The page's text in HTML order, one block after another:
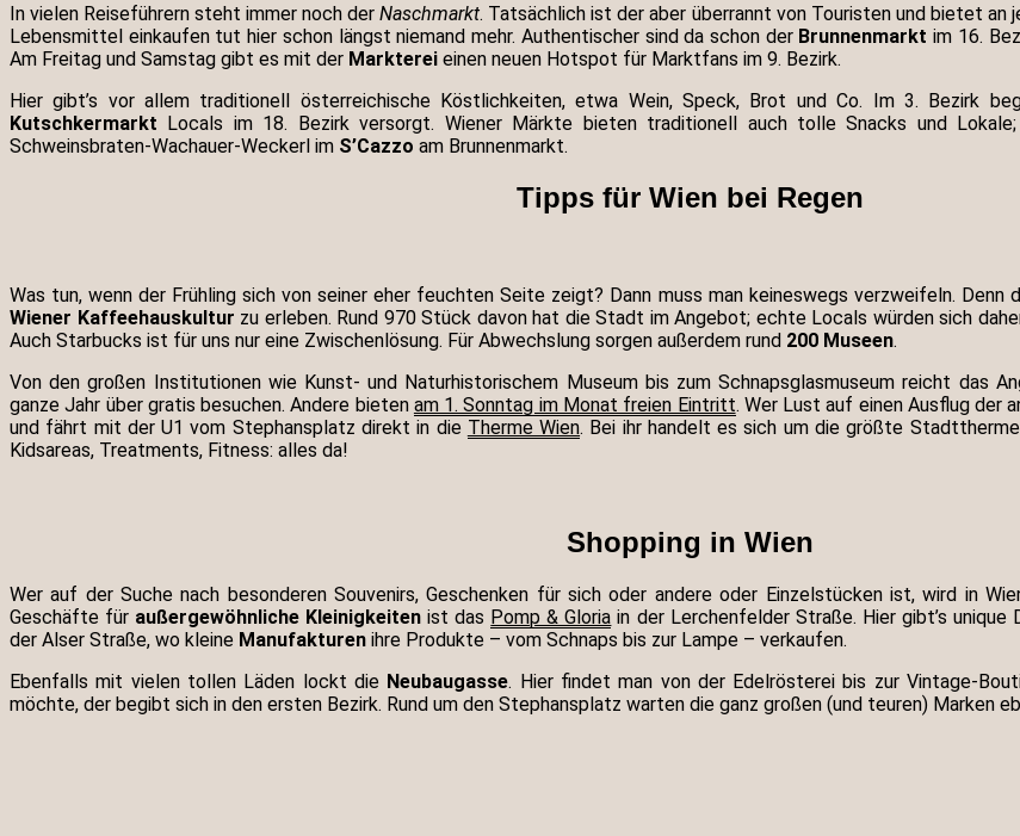
In vielen Reiseführern steht immer noch derNaschmarkt. Tatsächlich ist der aber überrannt von Touristen und bietet an
Lebensmittel einkaufen tut hier schon längst niemand mehr. Authentischer sind da schon derBrunnenmarkt im 16.
Am Freitag und Samstag gibt es mit der Markterei einen neuen Hotspot für Marktfans im 9. Bezirk.
Hier gibt’s vor allem traditionell österreichische Köstlichkeiten, etwa Wein, Speck, Brot und Co. Im 3. Bezirk
Kutschkermarkt Locals im 18. Bezirk versorgt. Wiener Märkte bieten traditionell auch tolle Snacks und
Schweinsbraten-Wachauer-Weckerl im S’Cazzo am Brunnenmarkt.
Tipps für Wien bei Regen
Was tun, wenn der Frühling sich von seiner eher feuchten Seite zeigt? Dann muss man keineswegs verzweifeln.
Wiener Kaffeehauskultur zu erleben. Rund 970 Stück davon hat die Stadt im Angebot; echte Locals würden sich
Auch Starbucks ist für uns nur eine Zwischenlösung. Für Abwechslung sorgen außerdem rund 200 Museen.
Von den großen Institutionen wie Kunst- und Naturhistorischem Museum bis zum Schnapsglasmuseum reicht das
ganze Jahr über gratis besuchen. Andere bieten am 1. Sonntag im Monat freien Eintritt. Wer Lust auf einen Ausflug der
und fährt mit der U1 vom Stephansplatz direkt in die Therme Wien. Bei ihr handelt es sich um die größte Stadttherme
Kidsareas, Treatments, Fitness: alles da!
Shopping in Wien
Wer auf der Suche nach besonderen Souvenirs, Geschenken für sich oder andere oder Einzelstücken ist, wird in
Geschäfte für außergewöhnliche Kleinigkeiten ist das Pomp & Gloria in der Lerchenfelder Straße. Hier gibt’s
der Alser Straße, wo kleine Manufakturen ihre Produkte – vom Schnaps bis zur Lampe – verkaufen.
Ebenfalls mit vielen tollen Läden lockt die Neubaugasse. Hier findet man von der Edelrösterei bis zur Vintage-
möchte, der begibt sich in den ersten Bezirk. Rund um den Stephansplatz warten die ganz großen (und teuren) Marken